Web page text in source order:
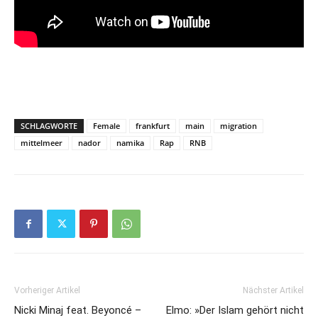
SCHLAGWORTE Female frankfurt main
migration
mittelmeer
nador namika Rap RNB
Vorheriger Artikel
Nicki Minaj feat. Beyoncé –
Nächster Artikel
Elmo: »Der Islam gehört nicht